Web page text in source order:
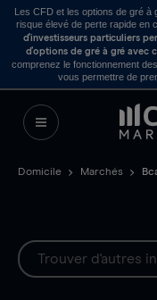
Les CFD et les options de gré
risque élevé de perte rapide en
d’investisseurs particuliers
d’options de gré à gré avec
comprenez le fonctionnement
vous permettre de
Domicile Marchés